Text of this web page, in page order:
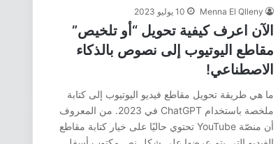
Menna El Qlleny 10 يوليو 2023
الآن اعرف كيفية تحويل “أو تلخيص”
مقاطع اليوتيوب إلى نصوص بالذكاء
الاصطناعي!
ما هي طريقة تحويل مقاطع فيديو اليوتيوب إلى كتابة
ملخصة باستخدام ChatGPT في 2023. من المعروف
أن منصّة YouTube تحتوي حاليًا على خيار كتابة مقاطع